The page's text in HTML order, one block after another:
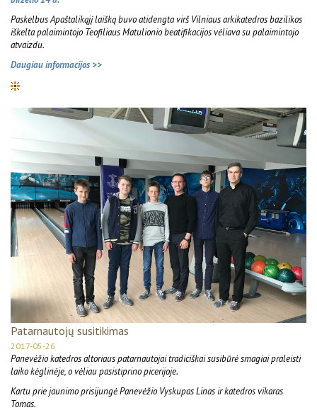
Paskelbus Apaštalikąjį laišką buvo atidengta virš Vilniaus arkikatedros bazilikos
iškelta palaimintojo Teofiliaus Matulionio beatifikacijos vėliava su palaimintojo
atvaizdu.
Daugiau informacijos >>
Patarnautojų susitikimas
2017-05-26
Panevėžio katedros altoriaus patarnautojai tradiciškai susibūrė smagiai praleisti
laiko kėglinėje, o vėliau pasistiprino picerijoje.
Kartu prie jaunimo prisijungė Panevėžio Vyskupas Linas ir katedros vikaras
Tomas.